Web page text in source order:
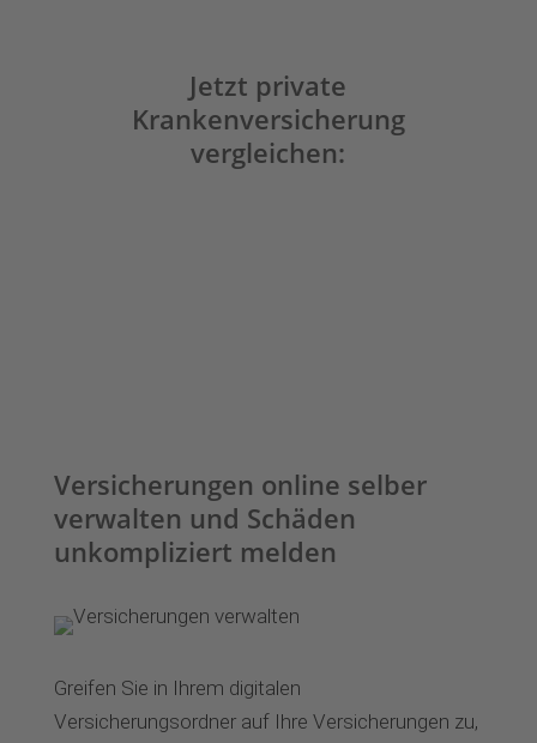
Jetzt private
Krankenversicherung
vergleichen:
Versicherungen online selber
verwalten und Schäden
unkompliziert melden
Greifen Sie in Ihrem digitalen
Versicherungsordner auf Ihre Versicherungen zu,